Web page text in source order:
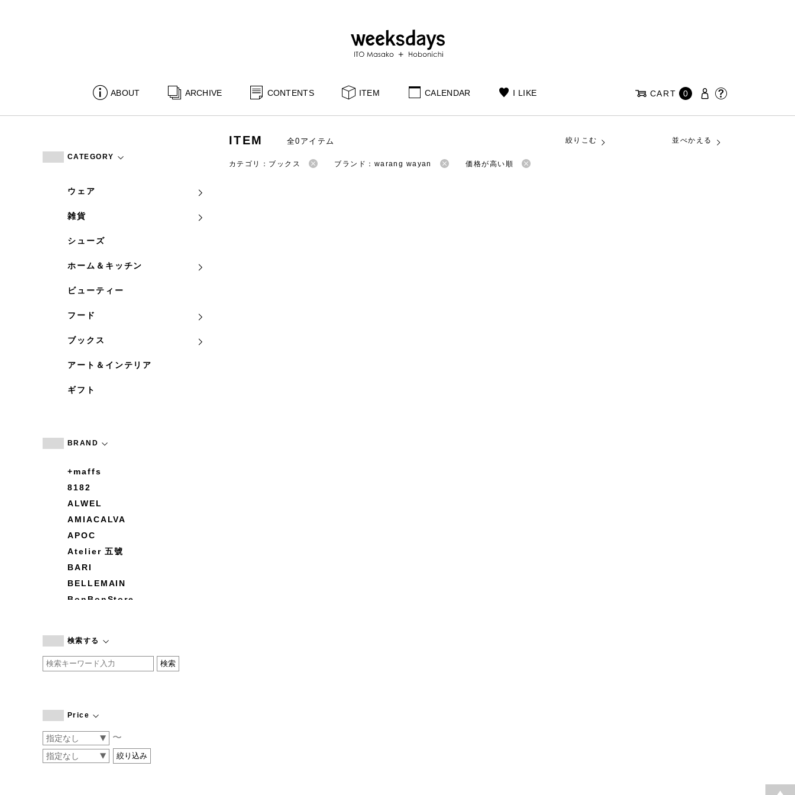
ABOUT ARCHIVE CONTENTS ITEM CALENDAR I LIKE CART 0
CATEGORY
ウェア
雑貨
シューズ
ホーム＆キッチン
ビューティー
フード
ブックス
アート＆インテリア
ギフト
BRAND
+maffs
8182
ALWEL
AMIACALVA
APOC
Atelier 五號
BARI
BELLEMAIN
BonBonStore
by basics
CATWORTH
COGTHEBIGSMOKE
CONVERSE
DEAN & DELUCA
検索する
Price
〜
ITEM 全0アイテム 絞りこむ 並べかえる
カテゴリ：ブックス ブランド：warang wayan 価格が高い順